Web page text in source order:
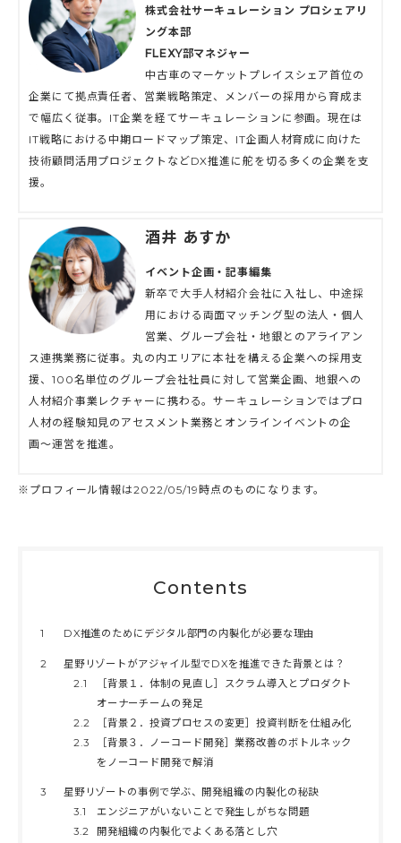
株式会社サーキュレーション プロシェアリ
ング本部
FLEXY部マネジャー
中古車のマーケットプレイスシェア首位の
企業にて拠点責任者、営業戦略策定、メンバーの採用から育成ま
で幅広く従事。IT企業を経てサーキュレーションに参画。現在は
IT戦略における中期ロードマップ策定、IT企画人材育成に向けた
技術顧問活用プロジェクトなどDX推進に舵を切る多くの企業を支
援。
酒井 あすか
イベント企画・記事編集
新卒で大手人材紹介会社に入社し、中途採
用における両面マッチング型の法人・個人
営業、グループ会社・地銀とのアライアン
ス連携業務に従事。丸の内エリアに本社を構える企業への採用支
援、100名単位のグループ会社社員に対して営業企画、地銀への
人材紹介事業レクチャーに携わる。サーキュレーションではプロ
人材の経験知見のアセスメント業務とオンラインイベントの企
画〜運営を推進。
※プロフィール情報は2022/05/19時点のものになります。
Contents
1 DX推進のためにデジタル部門の内製化が必要な理由
2
星野リゾートがアジャイル型でDXを推進できた背景とは？
2.1
［背景１．体制の見直し］スクラム導入とプロダクト
オーナーチームの発足
2.2
［背景２．投資プロセスの変更］投資判断を仕組み化
2.3
［背景３．ノーコード開発］業務改善のボトルネック
をノーコード開発で解消
3
星野リゾートの事例で学ぶ、開発組織の内製化の秘訣
3.1
エンジニアがいないことで発生しがちな問題
3.2
開発組織の内製化でよくある落とし穴